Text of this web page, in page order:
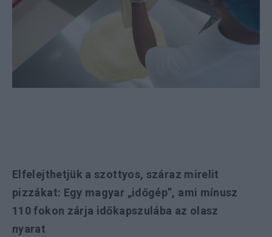
Elfelejthetjük a szottyos, száraz mirelit
pizzákat: Egy magyar „időgép”, ami mínusz
110 fokon zárja időkapszulába az olasz
nyarat